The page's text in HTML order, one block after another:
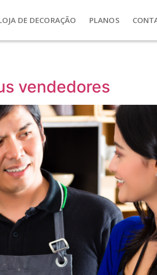
DE DECORAÇÃO PLANOS
vendedores